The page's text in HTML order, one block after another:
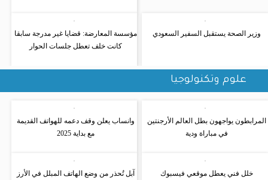
وزير الصحة يستقبل السفير السعودي
مؤسسة المعارضة: قضايا غير مدرجة سابقا
كانت خلف تعطل جلسات الحوار
علوم وتكنولوجيا
المرابطون يواجهون بطل العالم الأرجنتين
في مباراة ودية
وانساب يعلن وقف دعمه للهواتف القديمة
مع بداية 2025
خلل فني يعطل موقعي فيسبوك
آبل تُحذر من وضع الهاتف المبلل في الأرز